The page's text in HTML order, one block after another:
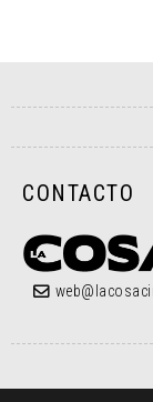
CONTACTO